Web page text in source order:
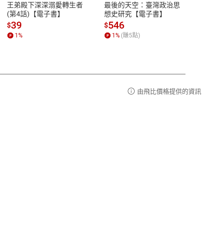
性
參
客服電話：0080-1857077
王弟殿下深深溺愛轉生者
(第4話)【電子書】
$39
1%
最後的天空：臺灣政治思
想史研究【電子書】
$546
1% (賺5點)
由飛比價格提供的資訊